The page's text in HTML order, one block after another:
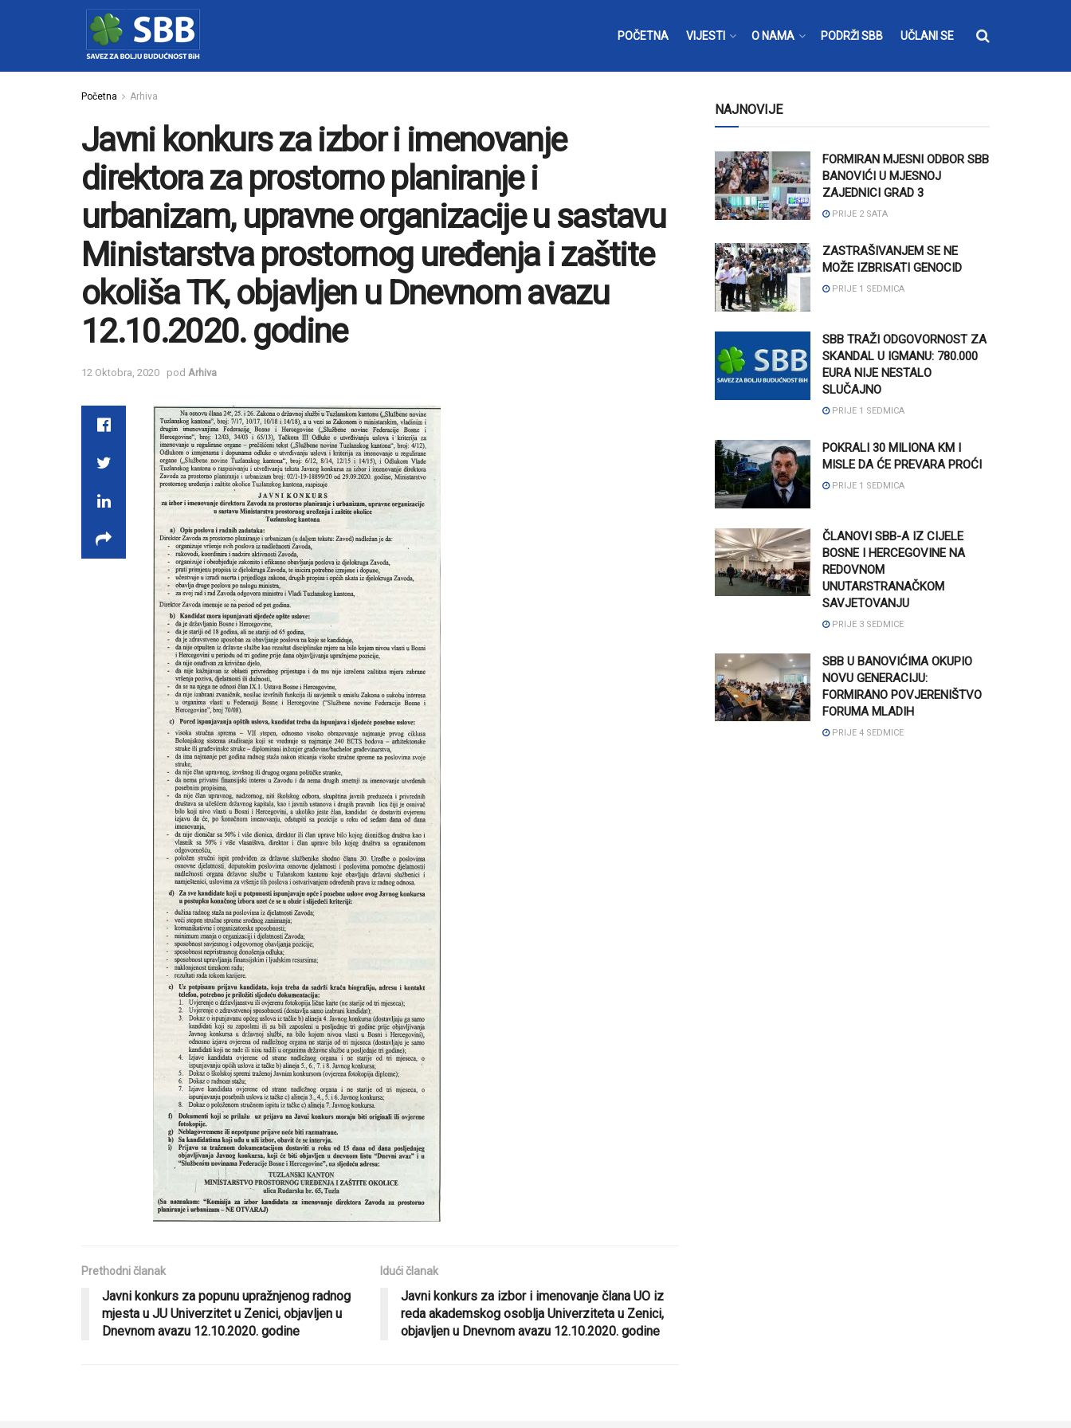
POČETNA VIJESTI O NAMA PODRŽI SBB UČLANI SE
Početna Arhiva
Javni konkurs za izbor i imenovanje
direktora za prostorno planiranje i
urbanizam, upravne organizacije u sastavu
Ministarstva prostornog uređenja i zaštite
okoliša TK, objavljen u Dnevnom avazu
12.10.2020. godine
12 Oktobra, 2020 pod Arhiva
Prethodni članak
Javni konkurs za popunu upražnjenog radnog
mjesta u JU Univerzitet u Zenici, objavljen u
Dnevnom avazu 12.10.2020. godine
Idući članak
Javni konkurs za izbor i imenovanje člana UO iz
reda akademskog osoblja Univerziteta u Zenici,
objavljen u Dnevnom avazu 12.10.2020. godine
NAJNOVIJE
FORMIRAN MJESNI ODBOR SBB
BANOVIĆI U MJESNOJ
ZAJEDNICI GRAD 3
PRIJE 2 SATA
ZASTRAŠIVANJEM SE NE
MOŽE IZBRISATI GENOCID
PRIJE 1 SEDMICA
SBB TRAŽI ODGOVORNOST ZA
SKANDAL U IGMANU: 780.000
EURA NIJE NESTALO
SLUČAJNO
PRIJE 1 SEDMICA
POKRALI 30 MILIONA KM I
MISLE DA ĆE PREVARA PROĆI
PRIJE 1 SEDMICA
ČLANOVI SBB-A IZ CIJELE
BOSNE I HERCEGOVINE NA
REDOVNOM
UNUTARSTRANAČKOM
SAVJETOVANJU
PRIJE 3 SEDMICE
SBB U BANOVIĆIMA OKUPIO
NOVU GENERACIJU:
FORMIRANO POVJERENIŠTVO
FORUMA MLADIH
PRIJE 4 SEDMICE